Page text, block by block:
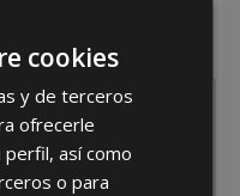
Otros
cookies
y de terceros
ofrecerle
perfil, así como
o para